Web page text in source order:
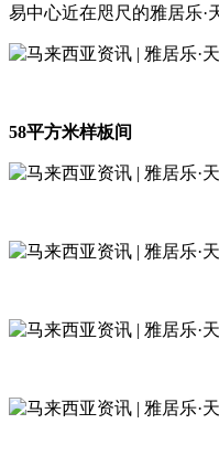
易中心近在咫尺的雅居乐·
58平方米样板间